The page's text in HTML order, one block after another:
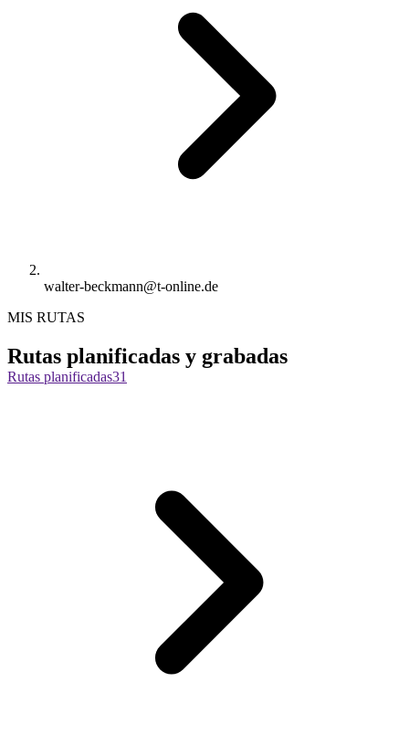
walter-beckmann@t-online.de
MIS RUTAS
Rutas planificadas y grabadas
Rutas planificadas31